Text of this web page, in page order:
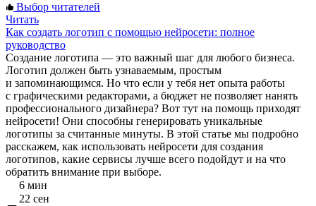
Выбор читателей
Читать
Как создать логотип с помощью нейросети: полное
руководство
Создание логотипа — это важный шаг для любого бизнеса.
Логотип должен быть узнаваемым, простым
и запоминающимся. Но что если у тебя нет опыта работы
с графическими редакторами, а бюджет не позволяет нанять
профессионального дизайнера? Вот тут на помощь приходят
нейросети! Они способны генерировать уникальные
логотипы за считанные минуты. В этой статье мы подробно
расскажем, как использовать нейросети для создания
логотипов, какие сервисы лучше всего подойдут и на что
обратить внимание при выборе.
6 мин
22 сен